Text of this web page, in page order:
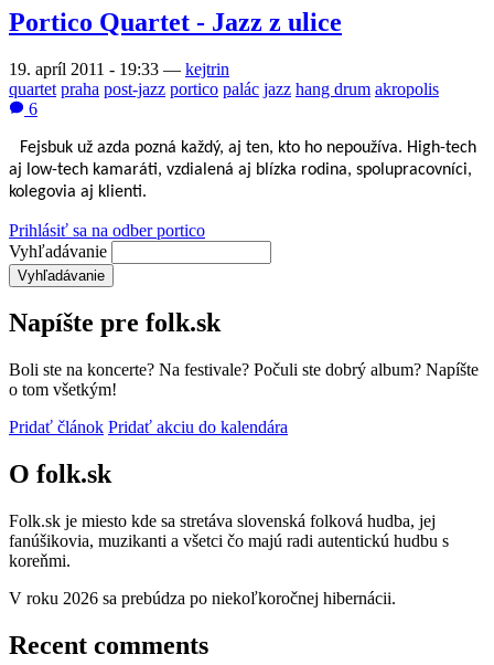
Portico Quartet - Jazz z ulice
19. apríl 2011 - 19:33 — kejtrin
quartet praha post-jazz portico palác jazz hang drum akropolis
6
Fejsbuk už azda pozná každý, aj ten, kto ho nepoužíva. High-tech
aj low-tech kamaráti, vzdialená aj blízka rodina, spolupracovníci,
kolegovia aj klienti.
Prihlásiť sa na odber portico
Vyhľadávanie
Napíšte pre folk.sk
Boli ste na koncerte? Na festivale? Počuli ste dobrý album? Napíšte
o tom všetkým!
Pridať článok Pridať akciu do kalendára
O folk.sk
Folk.sk je miesto kde sa stretáva slovenská folková hudba, jej
fanúšikovia, muzikanti a všetci čo majú radi autentickú hudbu s
koreňmi.
V roku 2026 sa prebúdza po niekoľkoročnej hibernácii.
Recent comments